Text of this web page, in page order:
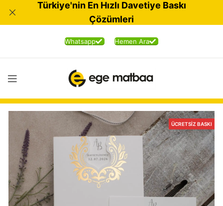
Whatsapp Hemen Ara
ÜCRETSIZ BASKI
Türkiye'nin En Hızlı Davetiye Baskı
Çözümleri